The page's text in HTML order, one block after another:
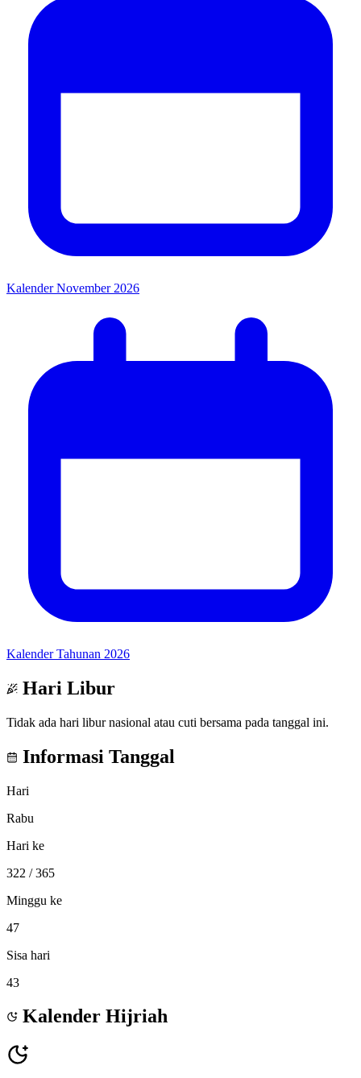
Kalender November 2026
Kalender Tahunan 2026
Hari Libur
Tidak ada hari libur nasional atau cuti bersama pada tanggal ini.
Informasi Tanggal
Hari
Rabu
Hari ke
322 / 365
Minggu ke
47
Sisa hari
43
Kalender Hijriah